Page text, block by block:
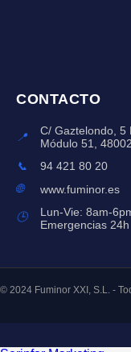
CONTACTO
📍
C/ Gaztelondo, 5
Módulo 51,
📞
94 421 80 20
🌐
www.fuminor.es
🕒
Lun-Vie: 8am-
Emergencias 24h
© 2024 Fuminor XXI, S.L. -